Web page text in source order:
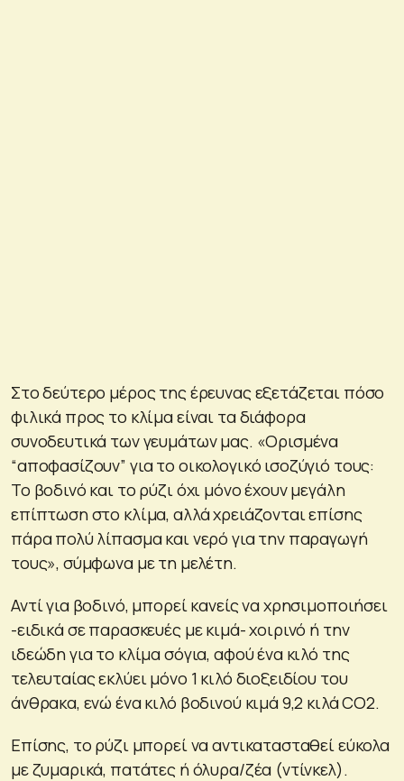
Στο δεύτερο μέρος της έρευνας εξετάζεται πόσο
φιλικά προς το κλίμα είναι τα διάφορα
συνοδευτικά των γευμάτων μας. «Ορισμένα
“αποφασίζουν” για το οικολογικό ισοζύγιό τους:
Το βοδινό και το ρύζι όχι μόνο έχουν μεγάλη
επίπτωση στο κλίμα, αλλά χρειάζονται επίσης
πάρα πολύ λίπασμα και νερό για την παραγωγή
τους», σύμφωνα με τη μελέτη.
Αντί για βοδινό, μπορεί κανείς να χρησιμοποιήσει
-ειδικά σε παρασκευές με κιμά- χοιρινό ή την
ιδεώδη για το κλίμα σόγια, αφού ένα κιλό της
τελευταίας εκλύει μόνο 1 κιλό διοξειδίου του
άνθρακα, ενώ ένα κιλό βοδινού κιμά 9,2 κιλά CO2.
Επίσης, το ρύζι μπορεί να αντικατασταθεί εύκολα
με ζυμαρικά, πατάτες ή όλυρα/ζέα (ντίνκελ).